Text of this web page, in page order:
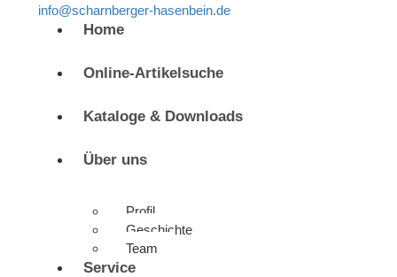
info@scharnberger-hasenbein.de
Home
Online-Artikelsuche
Kataloge & Downloads
Über uns
Profil
Geschichte
Team
Service